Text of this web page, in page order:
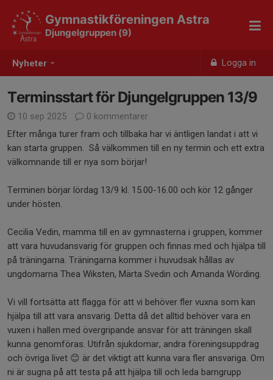
Nyheter Logga in
Gymnastikföreningen Astra
Djungelgruppen (9)
Terminsstart för Djungelgruppen 13/9
10 sep 2025
0 kommentarer
Efter många turer fram och tillbaka har vi äntligen landat i att vi
kan starta gruppen. Så välkommen till en ny termin och ett extra
välkomnande till er nya som börjar!
Terminen börjar lördag 13/9 kl. 15.00-16.00 och kör 12 gånger
under hösten.
Cecilia Vedin, mamma till en av gymnasterna i gruppen, kommer
att vara huvudansvarig för gruppen och finnas med och hjälpa till
på träningarna. Träningarna kommer i huvudsak hållas av
ungdomarna Thea Wiksten, Märta Svedin och Amanda Wörding.
Vi vill fortsätta att flagga för att vi behöver fler vuxna som kan
hjälpa till att vara ansvarig. Detta då det alltid behöver vara en
vuxen i hallen med övergripande ansvar för att träningen skall
kunna genomföras. Utifrån sjukdomar, andra föreningsuppdrag
och övriga livet 😊 är det viktigt att kunna vara fler ansvariga. Om
ni är sugna på att testa på att hjälpa till och leda barngrupp